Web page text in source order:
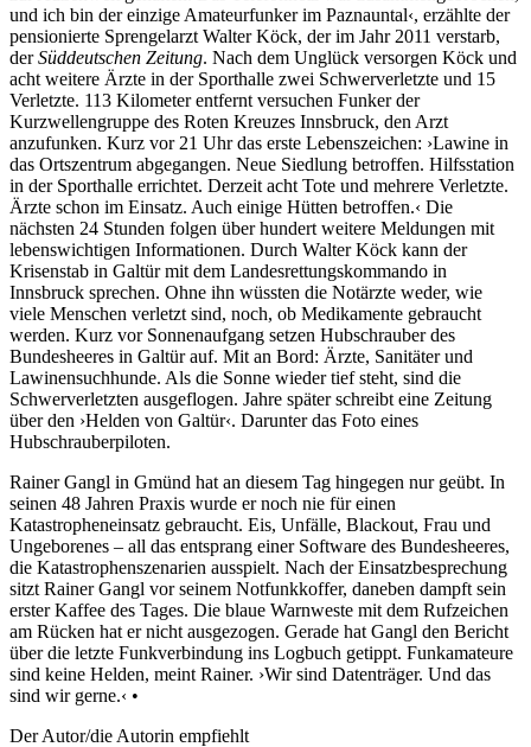
und ich bin der einzige Amateurfunker im Paznauntal‹, erzählte der
pensionierte Sprengelarzt Walter Köck, der im Jahr 2011 verstarb,
derSüddeutschen Zeitung. Nach dem Unglück versorgen Köck und
acht weitere Ärzte in der Sporthalle zwei Schwerverletzte und 15
Verletzte. 113 Kilometer entfernt versuchen Funker der
Kurzwellengruppe des Roten Kreuzes Innsbruck, den Arzt
anzufunken. Kurz vor 21 Uhr das erste Lebenszeichen: ›Lawine in
das Ortszentrum abgegangen. Neue Siedlung betroffen. Hilfsstation
in der Sporthalle errichtet. Derzeit acht Tote und mehrere Verletzte.
Ärzte schon im Einsatz. Auch einige Hütten betroffen.‹ Die
nächsten 24 Stunden folgen über hundert weitere Meldungen mit
lebenswichtigen Informationen. Durch Walter Köck kann der
Krisenstab in Galtür mit dem Landesrettungskommando in
Innsbruck sprechen. Ohne ihn wüssten die Notärzte weder, wie
viele Menschen verletzt sind, noch, ob Medikamente gebraucht
werden. Kurz vor Sonnenaufgang setzen Hubschrauber des
Bundesheeres in Galtür auf. Mit an Bord: Ärzte, Sanitäter und
Lawinensuchhunde. Als die Sonne wieder tief steht, sind die
Schwerverletzten ausgeflogen. Jahre später schreibt eine Zeitung
über den ›Helden von Galtür‹. Darunter das Foto eines
Hubschrauberpiloten.
Rainer Gangl in Gmünd hat an diesem Tag hingegen nur geübt. In
seinen 48 Jahren Praxis wurde er noch nie für einen
Katastropheneinsatz gebraucht. Eis, Unfälle, Blackout, Frau und
Ungeborenes – all das entsprang einer Software des Bundesheeres,
die Katastrophenszenarien ausspielt. Nach der Einsatzbesprechung
sitzt Rainer Gangl vor seinem Notfunkkoffer, daneben dampft sein
erster Kaffee des Tages. Die blaue Warnweste mit dem Rufzeichen
am Rücken hat er nicht ausgezogen. Gerade hat Gangl den Bericht
über die letzte Funkverbindung ins Logbuch getippt. Funkamateure
sind keine Helden, meint Rainer. ›Wir sind Datenträger. Und das
sind wir gerne.‹ •
Der Autor/die Autorin empfiehlt